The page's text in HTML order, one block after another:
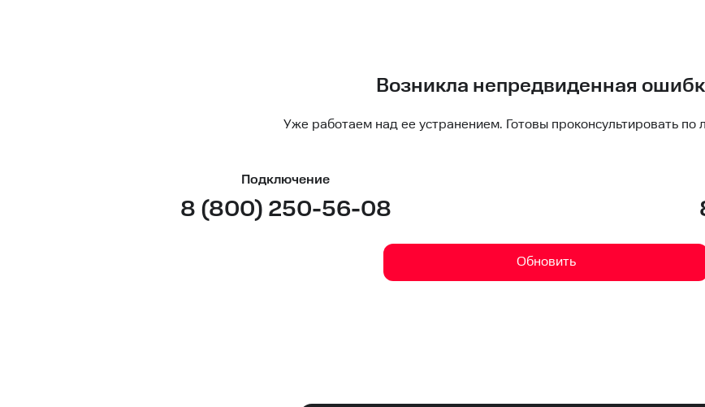
Возникла непредвиденная
Уже работаем над ее устранением. Готовы проконсультировать
Подключение
8 (800) 250-56-08
Обновить